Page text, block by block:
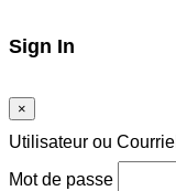
Sign In
×
Utilisateur ou Courriel
Mot de passe